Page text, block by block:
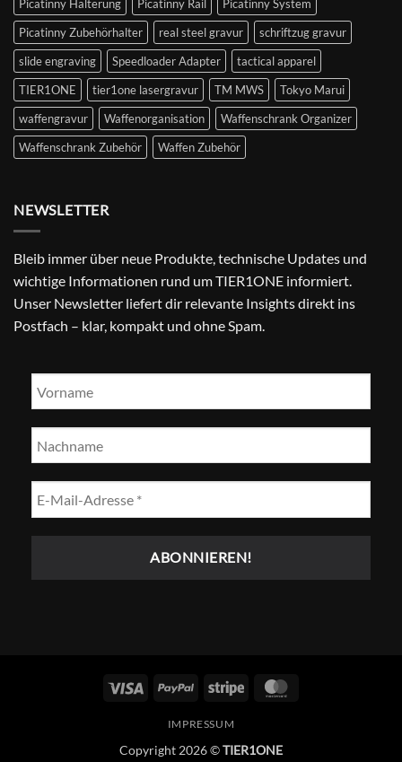
Picatinny Halterung
Picatinny Rail
Picatinny System
Picatinny Zubehörhalter
real steel gravur
schriftzug gravur
slide engraving
Speedloader Adapter
tactical apparel
TIER1ONE
tier1one lasergravur TM MWS
Tokyo Marui
waffengravur
Waffenorganisation
Waffenschrank Organizer
Waffenschrank Zubehör
Waffen Zubehör
NEWSLETTER
Bleib immer über neue Produkte, technische Updates und
wichtige Informationen rund um TIER1ONE informiert.
Unser Newsletter liefert dir relevante Insights direkt ins
Postfach – klar, kompakt und ohne Spam.
Visum PayPal Streifen
IMPRESSUM
Copyright 2026 ©TIER1ONE